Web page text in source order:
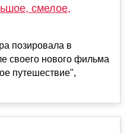
смелое,
позировала в
своего нового фильма
путешествие",